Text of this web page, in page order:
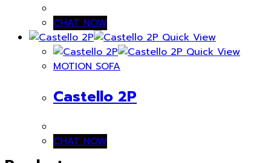
CHAT NOW
Quick View
Quick View
MOTION SOFA
Castello 2P
CHAT NOW